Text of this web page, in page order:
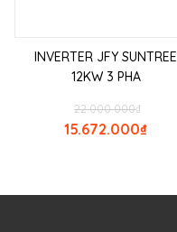
INVERTER JFY SUNTREE
12KW 3 PHA
₫
22.000.000
₫
15.672.000